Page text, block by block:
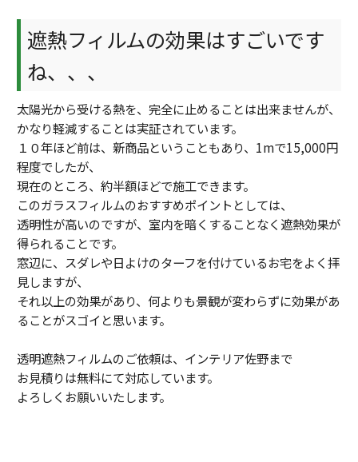
遮熱フィルムの効果はすごいです
ね、、、
太陽光から受ける熱を、完全に止めることは出来ませんが、
かなり軽減することは実証されています。
１０年ほど前は、新商品ということもあり、1mで15,000円
程度でしたが、
現在のところ、約半額ほどで施工できます。
このガラスフィルムのおすすめポイントとしては、
透明性が高いのですが、室内を暗くすることなく遮熱効果が
得られることです。
窓辺に、スダレや日よけのターフを付けているお宅をよく拝
見しますが、
それ以上の効果があり、何よりも景観が変わらずに効果があ
ることがスゴイと思います。
透明遮熱フィルムのご依頼は、インテリア佐野まで
お見積りは無料にて対応しています。
よろしくお願いいたします。